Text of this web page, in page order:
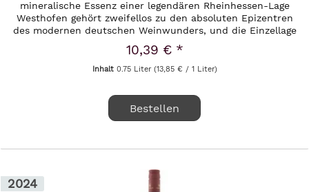
mineralische Essenz einer legendären Rheinhessen-Lage
Westhofen gehört zweifellos zu den absoluten Epizentren
des modernen deutschen Weinwunders, und die Einzellage
Brunnenhäuschen...
10,39 € *
Inhalt 0.75 Liter (13,85 € / 1 Liter)
Bestellen
2024